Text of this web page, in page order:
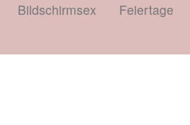
Bildschirmsex
Feiertage